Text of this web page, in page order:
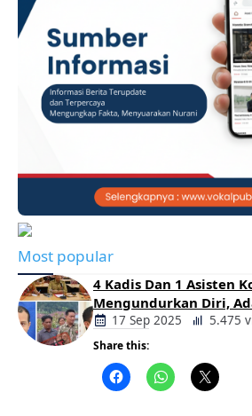
Most popular
4 Kadis Dan 1 Asisten
Mengundurkan Diri,
Pemerintahan Oloan
17 Sep 2025 5.475
Share this: